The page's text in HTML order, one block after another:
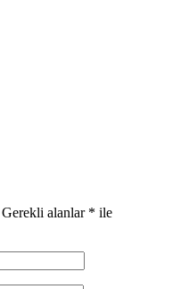
Gerekli alanlar * ile